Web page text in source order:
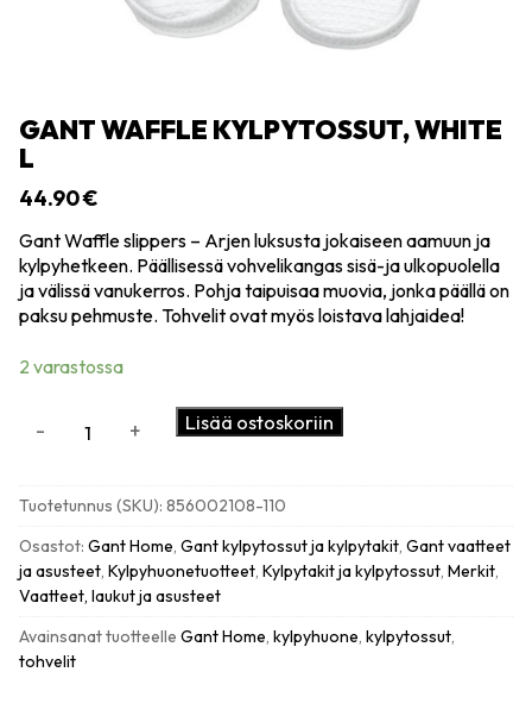
GANT WAFFLE KYLPYTOSSUT, WHITE
L
44.90€
Gant Waffle slippers – Arjen luksusta jokaiseen aamuun ja
kylpyhetkeen. Päällisessä vohvelikangas sisä-ja ulkopuolella
ja välissä vanukerros. Pohja taipuisaa muovia, jonka päällä on
paksu pehmuste. Tohvelit ovat myös loistava lahjaidea!
2 varastossa
L
määrä
- + Lisää ostoskoriin
Tuotetunnus (SKU): 856002108-110
Osastot: Gant Home, Gant kylpytossut ja kylpytakit, Gant vaatteet
ja asusteet, Kylpyhuonetuotteet, Kylpytakit ja kylpytossut, Merkit,
Vaatteet, laukut ja asusteet
Avainsanat tuotteelle Gant Home, kylpyhuone, kylpytossut,
tohvelit